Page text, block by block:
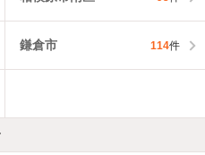
鎌倉市 114件